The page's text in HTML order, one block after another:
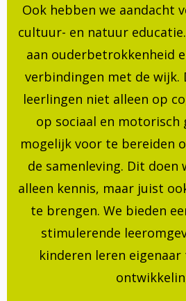
Ook hebben we aandacht
cultuur- en natuur
aan ouderbetrokkenheid
verbindingen met de wijk.
leerlingen niet alleen op
op sociaal en motorisch
mogelijk voor te bereiden
de samenleving. Dit doen
alleen kennis, maar juist
te brengen. We bieden
stimulerende
kinderen leren